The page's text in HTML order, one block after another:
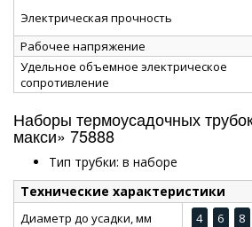
Электрическая прочность
Рабочее напряжение
Удельное объемное электрическое
сопротивление
Наборы термоусадочных
макси» 75888
Тип трубки: в наборе
Технические характеристики
Диаметр до усадки, мм 4 6
8